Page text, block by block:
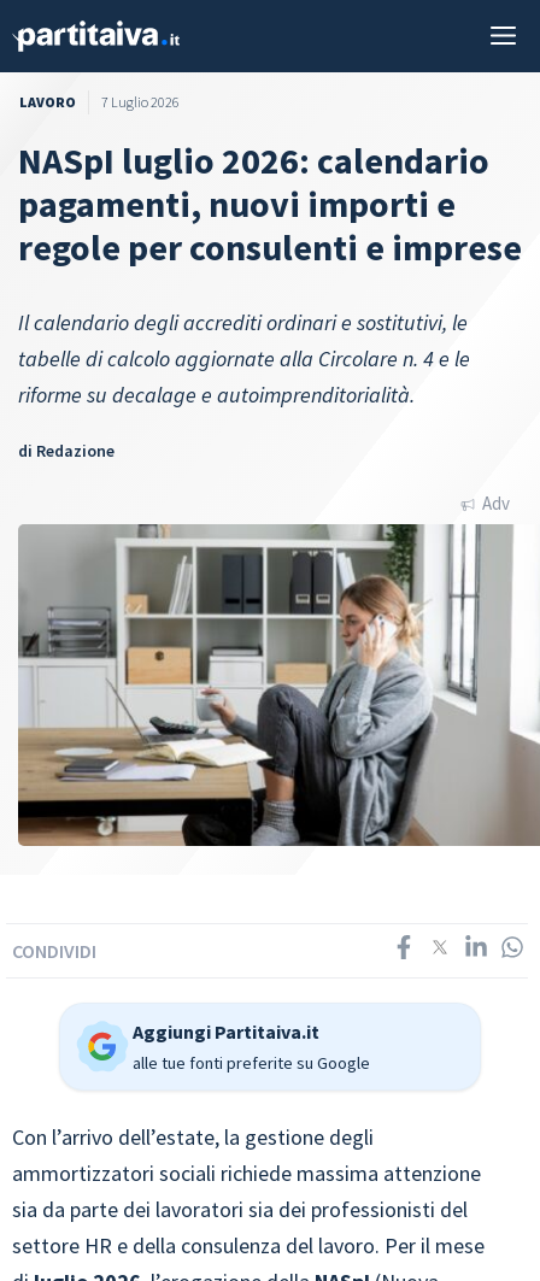
LAVORO 7 Luglio 2026
NASpI luglio 2026: calendario
pagamenti, nuovi importi e
regole per consulenti e imprese
Il calendario degli accrediti ordinari e sostitutivi, le
tabelle di calcolo aggiornate alla Circolare n. 4 e le
riforme su decalage e autoimprenditorialità.
di Redazione
Adv
CONDIVIDI
Aggiungi Partitaiva.it
alle tue fonti preferite su Google
Con l’arrivo dell’estate, la gestione degli
ammortizzatori sociali richiede massima attenzione
sia da parte dei lavoratori sia dei professionisti del
settore HR e della consulenza del lavoro. Per il mese